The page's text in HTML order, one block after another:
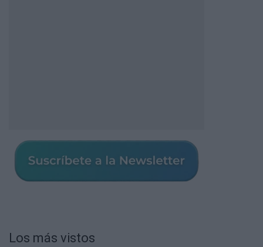
Los más vistos